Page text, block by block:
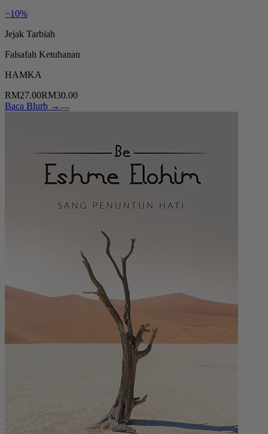
−10%
Jejak Tarbiah
Falsafah Ketuhanan
HAMKA
RM27.00RM30.00
Baca Blurb →